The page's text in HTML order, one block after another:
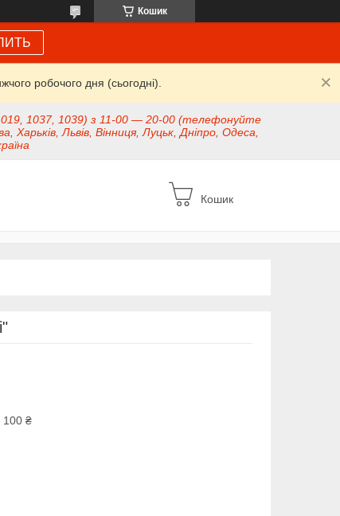
Кошик
робочого дня (сьогодні).
1037, 1039) з 11-00 — 20-00 (телефонуйте
Харьків, Львів, Вінниця, Луцьк, Дніпро, Одеса,
Кошик
100 ₴